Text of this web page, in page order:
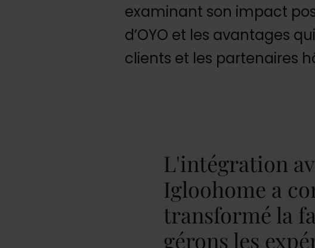
examinant son impact
d’OYO et les avantages
clients et les partenaires
L'intégration
Igloohome a
transformé la
gérons les